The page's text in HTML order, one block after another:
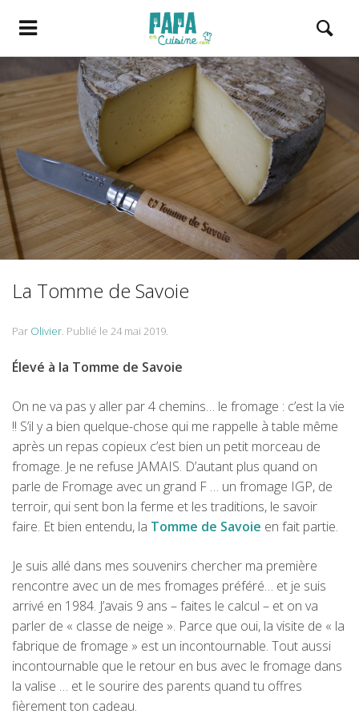
La Tomme de Savoie
Par Olivier Publié le 24 mai 2019
Élevé à la Tomme de Savoie
On ne va pas y aller par 4 chemins… le fromage : c’est la vie
!! S’il y a bien quelque-chose qui me rappelle à table même
après un repas copieux c’est bien un petit morceau de
fromage. Je ne refuse JAMAIS. D’autant plus quand on
parle de Fromage avec un grand F … un fromage IGP, de
terroir, qui sent bon la ferme et les traditions, le savoir
faire. Et bien entendu, la Tomme de Savoie en fait partie.
Je suis allé dans mes souvenirs chercher ma première
rencontre avec un de mes fromages préféré… et je suis
arrivé en 1984. J’avais 9 ans – faites le calcul – et on va
parler de « classe de neige ». Parce que oui, la visite de « la
fabrique de fromage » est un incontournable. Tout aussi
incontournable que le retour en bus avec le fromage dans
la valise … et le sourire des parents quand tu offres
fièrement ton cadeau.